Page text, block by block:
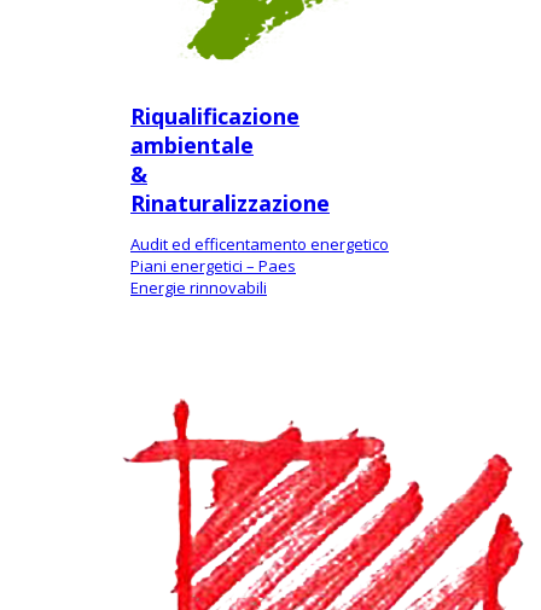
Riqualificazione
ambientale
&
Rinaturalizzazione
Audit ed efficentamento energetico
Piani energetici – Paes
Energie rinnovabili